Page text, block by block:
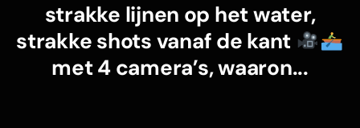
strakke lijnen op het water,
strakke shots vanaf de kant
met 4 camera’s, waaron...